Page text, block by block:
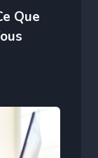
Que